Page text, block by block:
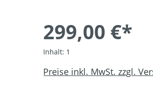
299,00 €*
Inhalt: 1
Preise inkl. MwSt. zzgl.